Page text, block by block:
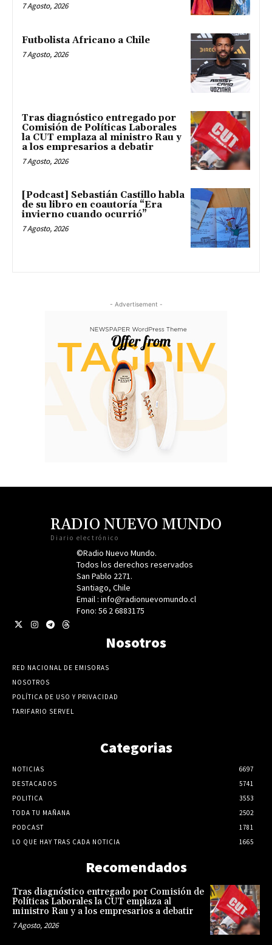
7 Agosto, 2026
Futbolista Africano a Chile
7 Agosto, 2026
Tras diagnóstico entregado por
Comisión de Políticas Laborales
la CUT emplaza al ministro Rau y
a los empresarios a debatir
7 Agosto, 2026
[Podcast] Sebastián Castillo habla
de su libro en coautoría “Era
invierno cuando ocurrió”
7 Agosto, 2026
- Advertisement -
RADIO NUEVO MUNDO
Diario electrónico
©Radio Nuevo Mundo.
Todos los derechos reservados
San Pablo 2271.
Santiago, Chile
Email : info@radionuevomundo.cl
Fono: 56 2 6883175
Nosotros
RED NACIONAL DE EMISORAS
NOSOTROS
POLÍTICA DE USO Y PRIVACIDAD
TARIFARIO SERVEL
Categorias
NOTICIAS
6697
DESTACADOS
5741
POLITICA
3553
TODA TU MAÑANA
2502
PODCAST
1781
LO QUE HAY TRAS CADA NOTICIA
1665
Recomendados
Tras diagnóstico entregado por Comisión de
Políticas Laborales la CUT emplaza al
ministro Rau y a los empresarios a debatir
7 Agosto, 2026